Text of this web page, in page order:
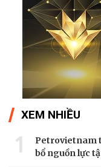
XEM NHIỀU
1
Petrovietnam
bổ nguồn lực